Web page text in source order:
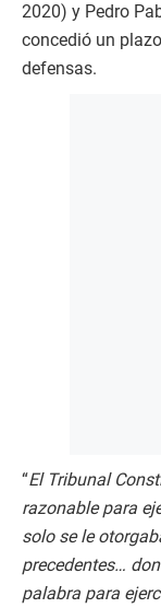
2020) y Pedro
concedió un
defensas.
“El Tribunal
razonable para
solo se le
precedentes…
palabra para